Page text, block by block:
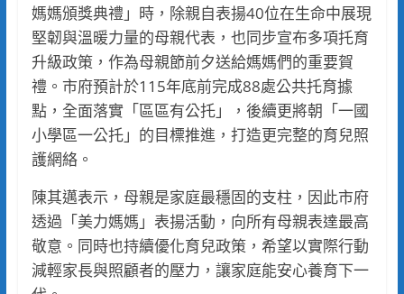
媽媽頒獎典禮」時，除親自表揚40位在生命中展現
堅韌與溫暖力量的母親代表，也同步宣布多項托育
升級政策，作為母親節前夕送給媽媽們的重要賀
禮。市府預計於115年底前完成88處公共托育據
點，全面落實「區區有公托」，後續更將朝「一國
小學區一公托」的目標推進，打造更完整的育兒照
護網絡。
陳其邁表示，母親是家庭最穩固的支柱，因此市府
透過「美力媽媽」表揚活動，向所有母親表達最高
敬意。同時也持續優化育兒政策，希望以實際行動
減輕家長與照顧者的壓力，讓家庭能安心養育下一